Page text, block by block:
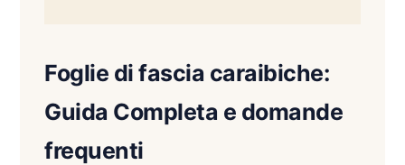
Foglie di fascia caraibiche:
Guida Completa e domande
frequenti